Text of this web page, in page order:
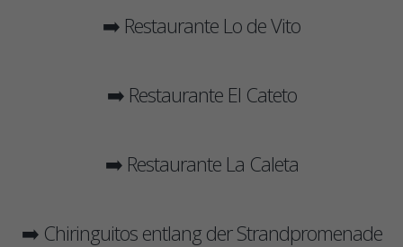
➡️ Restaurante Lo de Vito
➡️ Restaurante El Cateto
➡️ Restaurante La Caleta
➡️ Chiringuitos entlang der Strandpromenade